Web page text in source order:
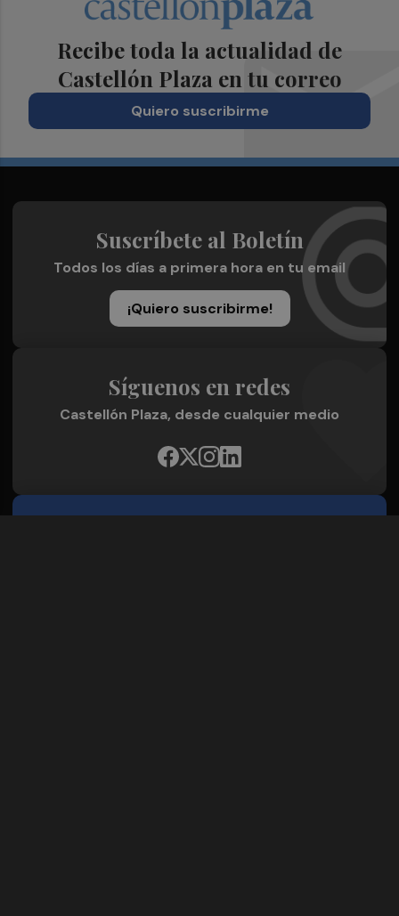
Recibe toda la actualidad de
Castellón Plaza en tu correo
Quiero suscribirme
Suscríbete al Boletín
Todos los días a primera hora en tu email
¡Quiero suscribirme!
Síguenos en redes
Castellón Plaza, desde cualquier medio